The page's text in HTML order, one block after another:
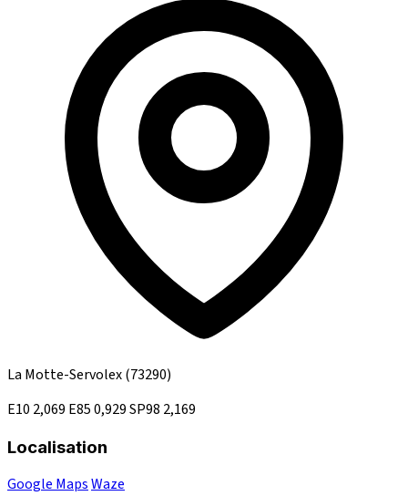
La Motte-Servolex(73290)
E10 2,069 E850,929SP98 2,169
Localisation
Google MapsWaze